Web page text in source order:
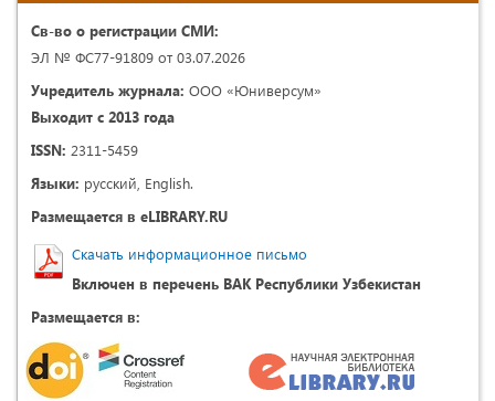
Св-во о регистрации СМИ:
ЭЛ № ФС77-91809 от 03.07.2026
Учредитель журнала: ООО «Юниверсум»
Выходит с 2013 года
ISSN: 2311-5459
Языки: русский, English.
Размещается в eLIBRARY.RU
Скачать информационное письмо
Включен в перечень ВАК Республики Узбекистан
Размещается в: